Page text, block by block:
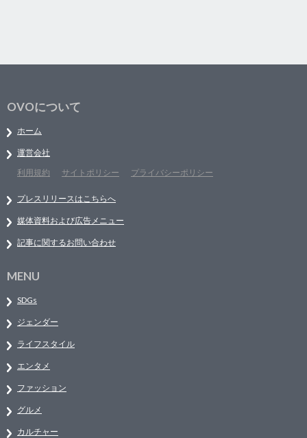
OVOについて
ホーム
運営会社
利用規約
サイトポリシー プライバシーポリシー
プレスリリースはこちらへ
媒体資料および広告メニュー
記事に関するお問い合わせ
MENU
SDGs
ジェンダー
ライフスタイル
エンタメ
ファッション
グルメ
カルチャー